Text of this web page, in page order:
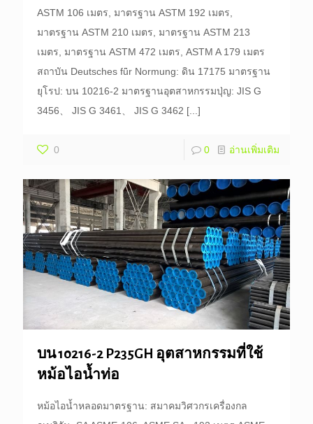
ASTM 106 เมตร, มาตรฐาน ASTM 192 เมตร,
มาตรฐาน ASTM 210 เมตร, มาตรฐาน ASTM 213
เมตร, มาตรฐาน ASTM 472 เมตร, ASTM A 179 เมตร
สถาบัน Deutsches fǖr Normung: ดิน 17175 มาตรฐาน
ยุโรป: บน 10216-2 มาตรฐานอุตสาหกรรมปุ่ญ: JIS G
3456、 JIS G 3461、 JIS G 3462 [...]
0 0 อ่านเพิ่มเติม
บน 10216-2 P235GH อุตสาหกรรมที่ใช้
หม้อไอน้ำท่อ
หม้อไอน้ำหลอดมาตรฐาน: สมาคมวิศวกรเครื่องกล